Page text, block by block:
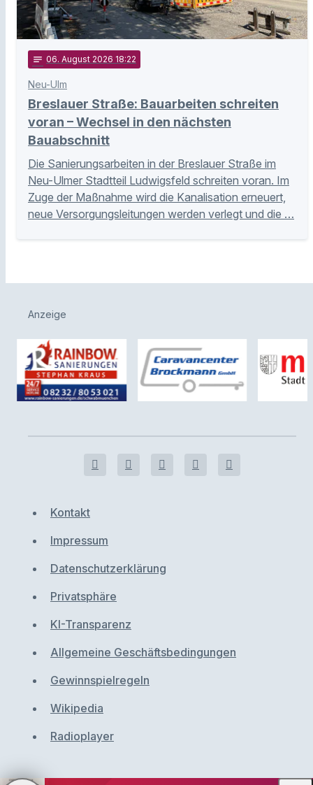
notes 06. August 2026 18:22
Neu-Ulm
Breslauer Straße: Bauarbeiten schreiten
voran – Wechsel in den nächsten
Bauabschnitt
Die Sanierungsarbeiten in der Breslauer Straße im
Neu-Ulmer Stadtteil Ludwigsfeld schreiten voran. Im
Zuge der Maßnahme wird die Kanalisation erneuert,
neue Versorgungsleitungen werden verlegt und die …
Anzeige
Kontakt
Impressum
Datenschutzerklärung
Privatsphäre
KI-Transparenz
Allgemeine Geschäftsbedingungen
Gewinnspielregeln
Wikipedia
Radioplayer